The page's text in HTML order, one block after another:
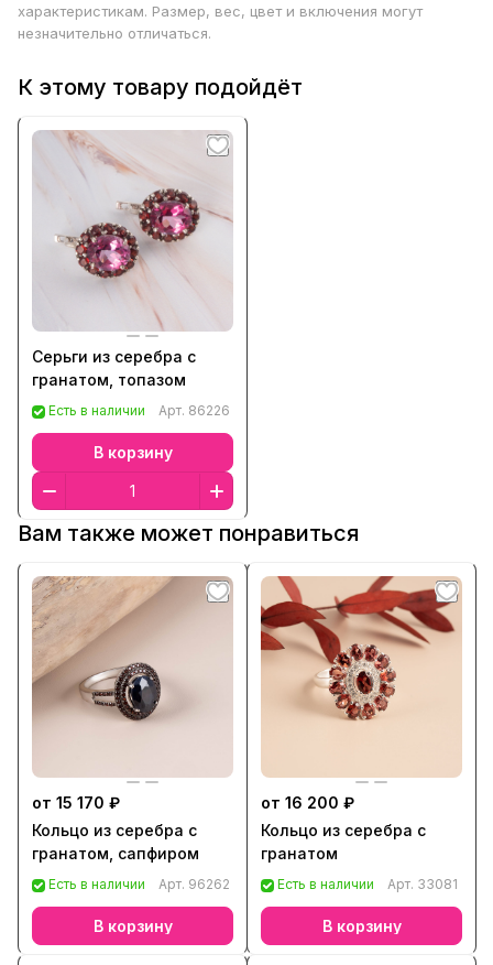
характеристикам. Размер, вес, цвет и включения могут
незначительно отличаться.
К этому товару подойдёт
Серьги из серебра с
гранатом, топазом
Есть в наличии Арт. 86226
В корзину
Вам также может понравиться
от 15 170 ₽
Кольцо из серебра с
гранатом, сапфиром
Есть в наличии Арт. 96262
В корзину
от 16 200 ₽
Кольцо из серебра с
гранатом
Есть в наличии Арт. 33081
В корзину